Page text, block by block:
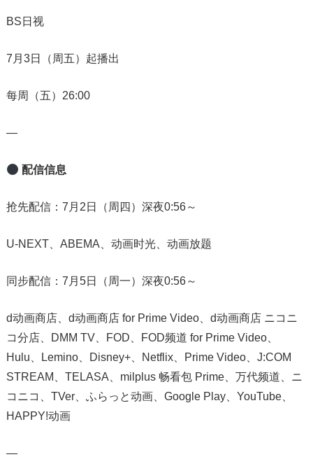
BS日视
7月3日（周五）起播出
每周（五）26:00
—
配信信息
抢先配信：7月2日（周四）深夜0:56～
U-NEXT、ABEMA、动画时光、动画放题
同步配信：7月5日（周一）深夜0:56～
d动画商店、d动画商店 for Prime Video、d动画商店 ニコニ
コ分店、DMM TV、FOD、FOD频道 for Prime Video、
Hulu、Lemino、Disney+、Netflix、Prime Video、J:COM
STREAM、TELASA、milplus 畅看包 Prime、万代频道、ニ
コニコ、TVer、ふらっと动画、Google Play、YouTube、
HAPPY!动画
—